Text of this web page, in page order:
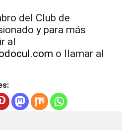
del Club de
y para más
al
o llamar al